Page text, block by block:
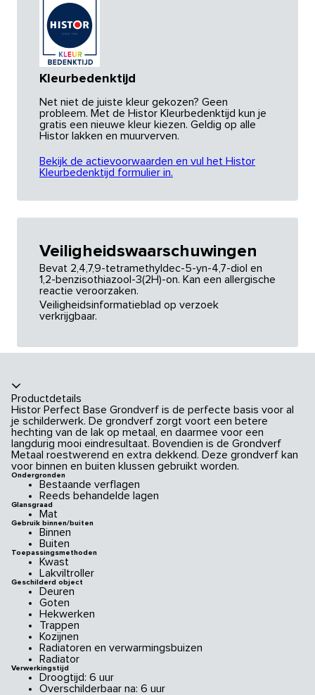
Kleurbedenktijd
Net niet de juiste kleur gekozen? Geen
probleem. Met de Histor Kleurbedenktijd kun je
gratis een nieuwe kleur kiezen. Geldig op alle
Histor lakken en muurverven.
Bekijk de actievoorwaarden en vul het Histor
Kleurbedenktijd formulier in.
Veiligheidswaarschuwingen
Bevat 2,4,7,9-tetramethyldec-5-yn-4,7-diol en
1,2-benzisothiazool-3(2H)-on. Kan een allergische
reactie veroorzaken.
Veiligheidsinformatieblad op verzoek
verkrijgbaar.
Productdetails
Histor Perfect Base Grondverf is de perfecte basis voor al
je schilderwerk. De grondverf zorgt voort een betere
hechting van de lak op metaal, en daarmee voor een
langdurig mooi eindresultaat. Bovendien is de Grondverf
Metaal roestwerend en extra dekkend. Deze grondverf kan
voor binnen en buiten klussen gebruikt worden.
Ondergronden
Bestaande verflagen
Reeds behandelde lagen
Glansgraad
Mat
Gebruik binnen/buiten
Binnen
Buiten
Toepassingsmethoden
Kwast
Lakviltroller
Geschilderd object
Deuren
Goten
Hekwerken
Trappen
Kozijnen
Radiatoren en verwarmingsbuizen
Radiator
Verwerkingstijd
Droogtijd: 6 uur
Overschilderbaar na: 6 uur